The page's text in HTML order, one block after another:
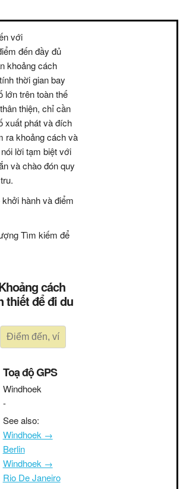
với
đến đầy đủ
khoảng cách
thời gian bay
lớn trên toàn thế
thiện, chỉ cần
xuất phát và đích
ra khoảng cách và
lời tạm biệt với
và chào đón quy
hành và điểm
Tìm kiếm để
thiết để đi du
Toạ độ GPS
Windhoek
-
See also:
Windhoek →
Berlin
Windhoek →
Rio De Janeiro